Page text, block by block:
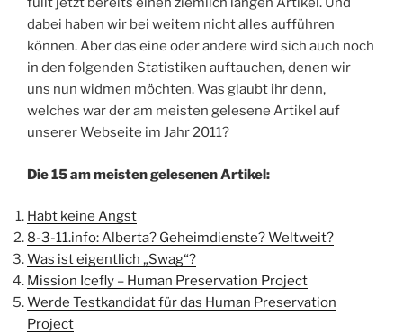
dabei haben wir bei weitem nicht alles aufführen
können. Aber das eine oder andere wird sich auch noch
in den folgenden Statistiken auftauchen, denen wir
uns nun widmen möchten. Was glaubt ihr denn,
welches war der am meisten gelesene Artikel auf
unserer Webseite im Jahr 2011?
Die 15 am meisten gelesenen Artikel:
Habt keine Angst
8-3-11.info: Alberta? Geheimdienste? Weltweit?
Was ist eigentlich „Swag“?
Mission Icefly – Human Preservation Project
Werde Testkandidat für das Human Preservation
Project